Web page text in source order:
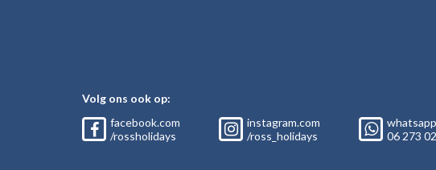
Volg ons ook op:
facebook.com
/rossholidays
instagram.com
/ross_holidays
06 273 02